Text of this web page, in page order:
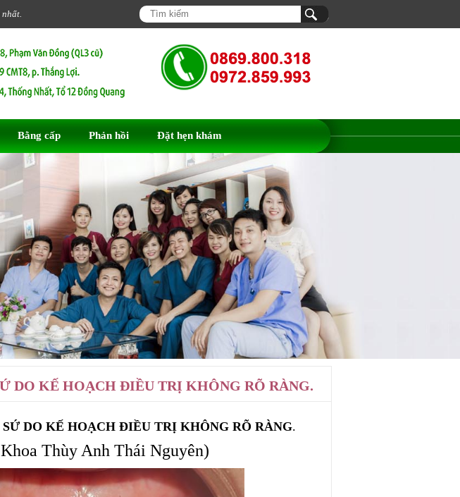
Bằng cấp Phản hồi Đặt hẹn khám
DO KẾ HOẠCH ĐIỀU TRỊ KHÔNG RÕ RÀNG.
DO KẾ HOẠCH ĐIỀU TRỊ KHÔNG RÕ RÀNG.
Thùy Anh Thái Nguyên)